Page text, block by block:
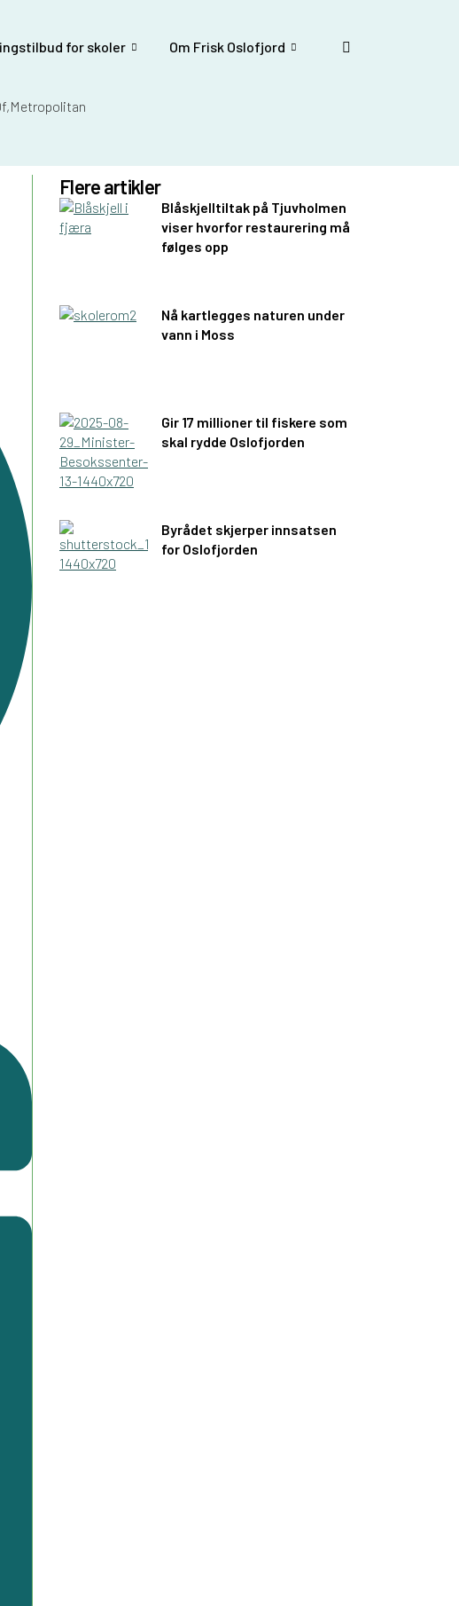
for skoler Om Frisk Oslofjord
Flere artikler
Blåskjelltiltak på Tjuvholmen
viser hvorfor restaurering må
følges opp
Nå kartlegges naturen under
vann i Moss
Gir 17 millioner til fiskere som
skal rydde Oslofjorden
Byrådet skjerper innsatsen
for Oslofjorden